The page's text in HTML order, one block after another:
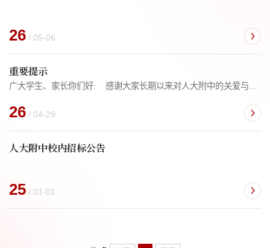
26 / 05-06
26 / 04-29
重要提示
25 / 01-01
人大附中校内招标公告